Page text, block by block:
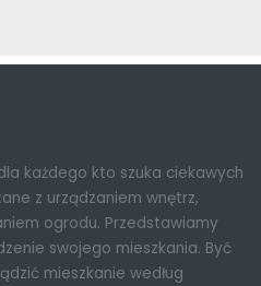
każdego kto szuka ciekawych
z urządzaniem wnętrz,
ogrodu. Przedstawiamy
swojego mieszkania. Być
mieszkanie według